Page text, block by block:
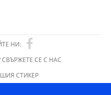
НИ:
СЕ С НАС
СТИКЕР